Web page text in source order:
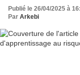
Publié le 26/04/2025 à
Par Arkebi